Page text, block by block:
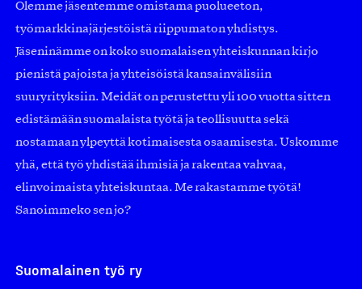
Olemme jäsentemme omistama puolueeton,
työmarkkinajärjestöistä riippumaton yhdistys.
Jäseninämme on koko suomalaisen yhteiskunnan kirjo
pienistä pajoista ja yhteisöistä kansainvälisiin
suuryrityksiin. Meidät on perustettu yli 100 vuotta sitten
edistämään suomalaista työtä ja teollisuutta sekä
nostamaan ylpeyttä kotimaisesta osaamisesta. Uskomme
yhä, että työ yhdistää ihmisiä ja rakentaa vahvaa,
elinvoimaista yhteiskuntaa. Me rakastamme työtä!
Sanoimmeko sen jo?
Suomalainen työ ry